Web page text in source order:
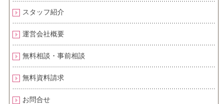
スタッフ紹介
運営会社概要
無料相談・事前相談
無料資料請求
お問合せ